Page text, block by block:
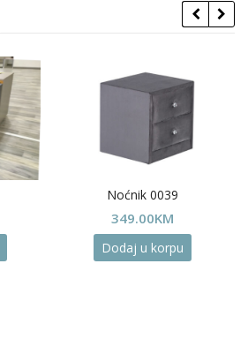
Noćnik 0039
349.00KM
Dodaj u korpu